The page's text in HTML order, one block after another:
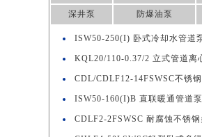
深井泵 防爆油泵
ISW50-250(I) 卧式冷却水管道
KQL20/110-0.37/2 立式管道离
CDL/CDLF12-14FSWSC不锈
ISW50-160(I)B 直联暖通管道泵
CDLF2-2FSWSC 耐腐蚀不锈